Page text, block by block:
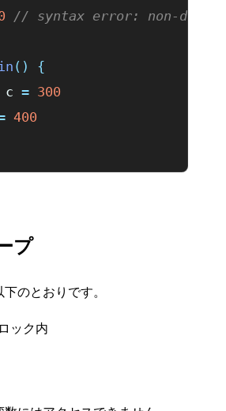
// syntax error: non-
()
{
c = 300
400
プ
のとおりです。
ック内